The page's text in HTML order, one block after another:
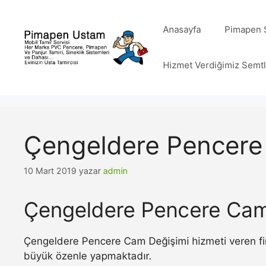
Anasayfa Pimapen
Hizmet Verdiğimiz
Çengeldere
10 Mart 2019 yazar admin
Çengeldere Pencere
Çengeldere Pencere Cam Değişimi hizmeti veren
büyük özenle yapmaktadır.